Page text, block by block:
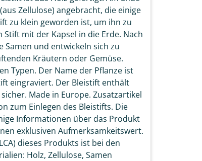
Zellulose) angebracht, die einige
zu klein geworden ist, um ihn zu
Stift mit der Kapsel in die Erde. Nach
Samen und entwickeln sich zu
Kräutern oder Gemüse.
Typen. Der Name der Pflanze ist
eingraviert. Der Bleistift enthält
Made in Europe. Zusatzartikel
zum Einlegen des Bleistifts. Die
Informationen über das Produkt
exklusiven Aufmerksamkeitswert.
dieses Produkts ist bei den
Holz, Zellulose, Samen